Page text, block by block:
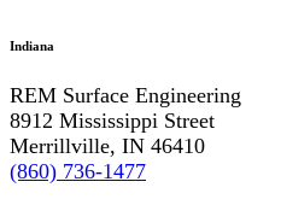
Indiana
REM Surface Engineering
8912 Mississippi Street
Merrillville, IN 46410
(860) 736-1477